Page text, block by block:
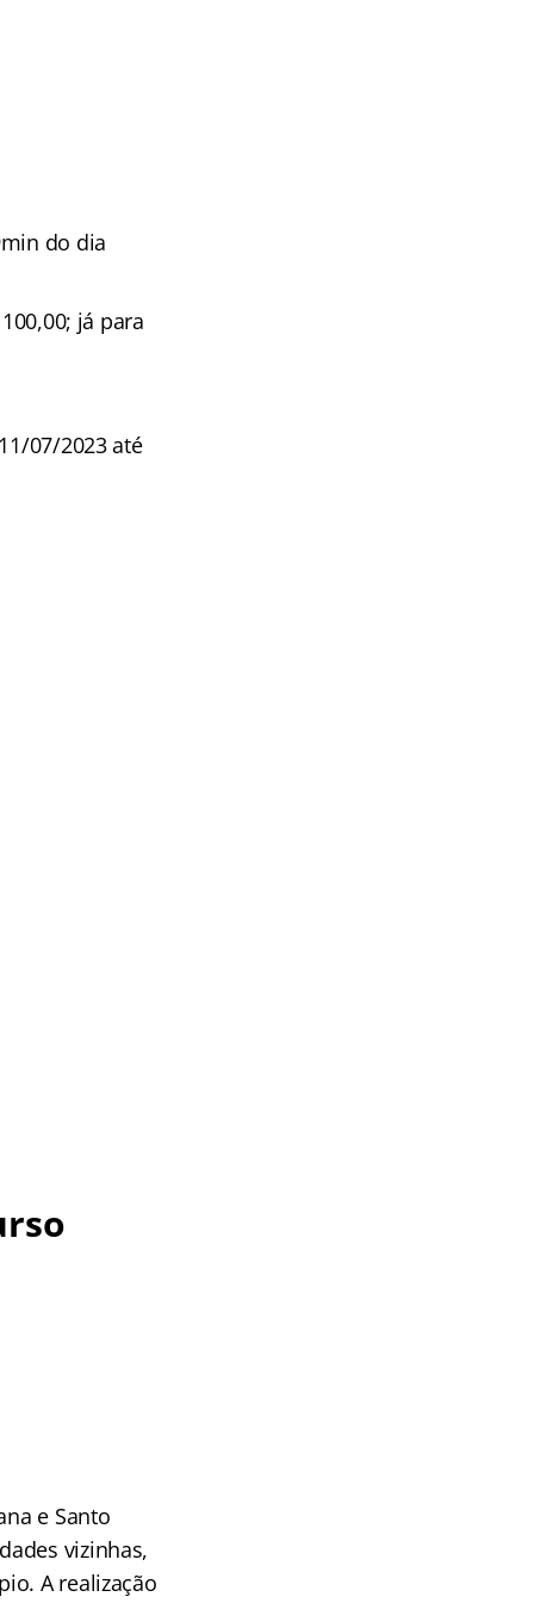
do dia
já para
07/2023 até
e Santo
vizinhas,
A realização